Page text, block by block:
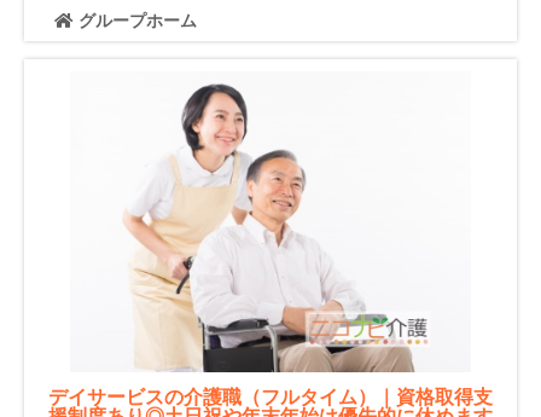
グループホーム
デイサービスの介護職（フルタイム）｜資格取得支